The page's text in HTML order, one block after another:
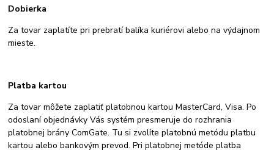
Dobierka
Za tovar zaplatíte pri prebratí balíka kuriérovi alebo na výdajnom
mieste.
Platba kartou
Za tovar môžete zaplatiť platobnou kartou MasterCard, Visa. Po
odoslaní objednávky Vás systém presmeruje do rozhrania
platobnej brány ComGate. Tu si zvolíte platobnú metódu platbu
kartou alebo bankovým prevod. Pri platobnej metóde platba